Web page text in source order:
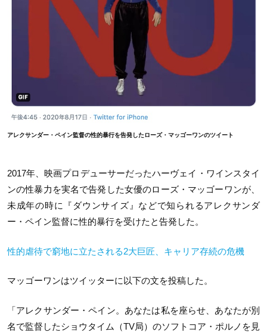
アレクサンダー・ペイン監督の性的暴行を告発したローズ・マッゴーワンのツイート
2017年、映画プロデューサーだったハーヴェイ・ワインスタイ
ンの性暴力を実名で告発した女優のローズ・マッゴーワンが、
未成年の時に『ダウンサイズ』などで知られるアレクサンダ
ー・ペイン監督に性的暴行を受けたと告発した。
性的虐待で窮地に立たされる2大巨匠、キャリア存続の危機
マッゴーワンはツイッターに以下の文を投稿した。
「アレクサンダー・ペイン。あなたは私を座らせ、あなたが別
名で監督したショウタイム（TV局）のソフトコア・ポルノを見